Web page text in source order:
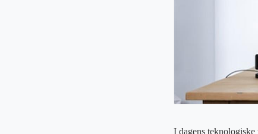
I dagens